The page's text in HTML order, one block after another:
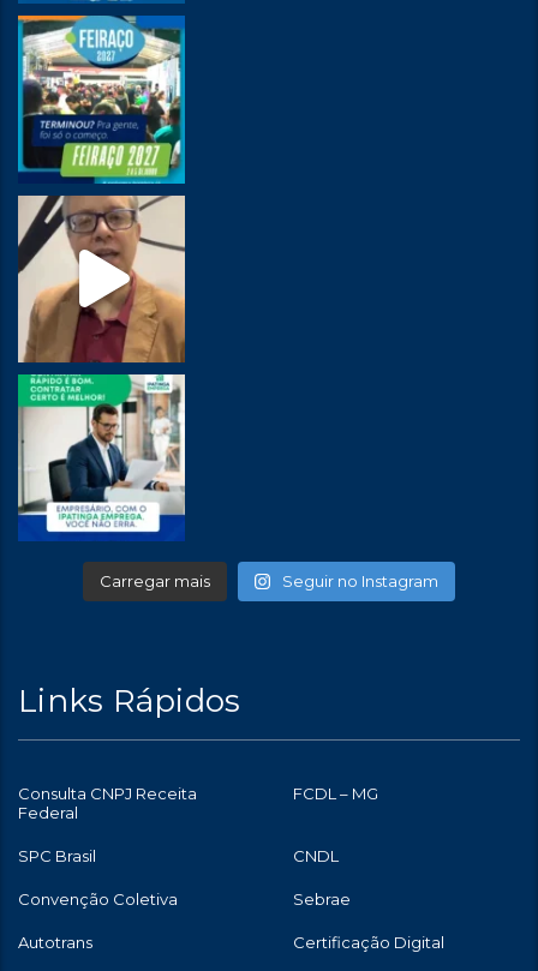
Carregar mais Seguir no Instagram
Links Rápidos
Consulta CNPJ Receita
Federal
FCDL – MG
SPC Brasil CNDL
Convenção Coletiva Sebrae
Autotrans Certificação Digital